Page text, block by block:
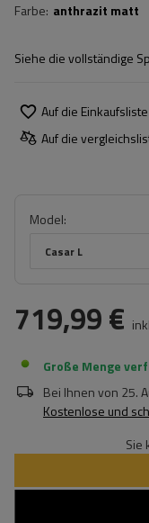
Farbe anthrazit matt
Siehe die vollständige
Auf die Einkaufsliste
Auf die
Model
Casar L
719,99 €
Große Menge
Bei Ihnen von 25.
Kostenlose und
Sie